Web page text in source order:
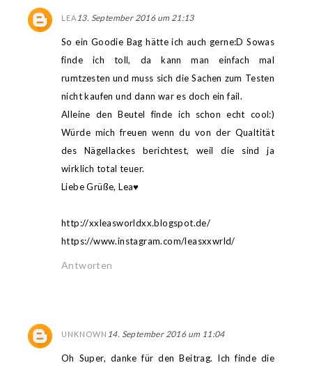
LEA13. September 2016 um 21:13
So ein Goodie Bag hätte ich auch gerne:D Sowas
finde ich toll, da kann man einfach mal
rumtzesten und muss sich die Sachen zum Testen
nicht kaufen und dann war es doch ein fail.
Alleine den Beutel finde ich schon echt cool:)
Würde mich freuen wenn du von der Qualtität
des Nägellackes berichtest, weil die sind ja
wirklich total teuer.
Liebe Grüße, Lea♥
http://xxleasworldxx.blogspot.de/
https://www.instagram.com/leasxxwrld/
Antworten
UNKNOWN 14. September 2016 um 11:04
Oh Super, danke für den Beitrag. Ich finde die